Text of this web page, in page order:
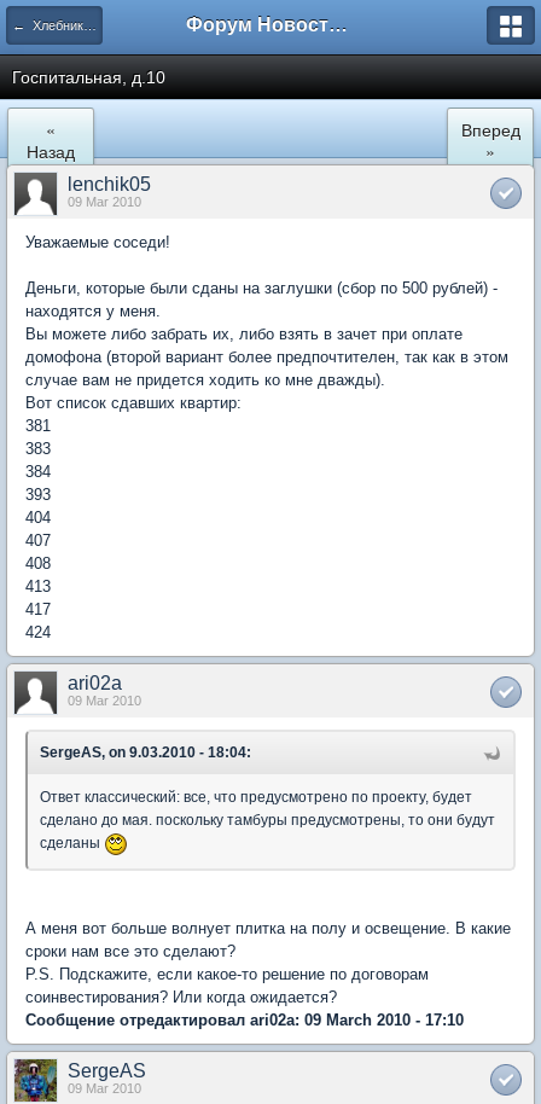
← Хлебниково Форум Новостройки
Госпитальная, д.10
«
Назад
Вперед
»
lenchik05
09 Mar 2010
Уважаемые соседи!
Деньги, которые были сданы на заглушки (сбор по 500 рублей) -
находятся у меня.
Вы можете либо забрать их, либо взять в зачет при оплате
домофона (второй вариант более предпочтителен, так как в этом
случае вам не придется ходить ко мне дважды).
Вот список сдавших квартир:
381
383
384
393
404
407
408
413
417
424
ari02a
09 Mar 2010
SergeAS, on 9.03.2010 - 18:04:
Ответ классический: все, что предусмотрено по проекту, будет
сделано до мая. поскольку тамбуры предусмотрены, то они будут
сделаны
А меня вот больше волнует плитка на полу и освещение. В какие
сроки нам все это сделают?
P.S. Подскажите, если какое-то решение по договорам
соинвестирования? Или когда ожидается?
Сообщение отредактировал ari02a: 09 March 2010 - 17:10
SergeAS
09 Mar 2010